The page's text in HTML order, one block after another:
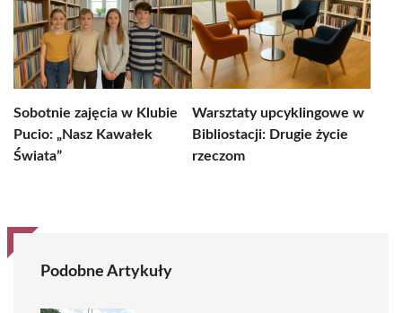
Sobotnie zajęcia w Klubie
Pucio: „Nasz Kawałek
Świata”
Warsztaty upcyklingowe w
Bibliostacji: Drugie życie
rzeczom
Podobne Artykuły